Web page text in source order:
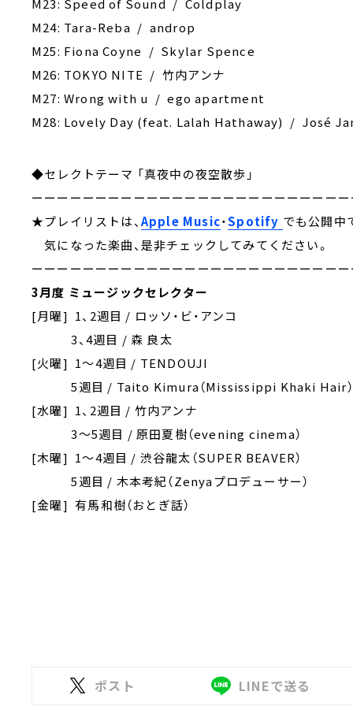
M24: Tara-Reba / androp
M25: Fiona Coyne / Skylar Spence
M26: TOKYO NITE / 竹内アンナ
M27: Wrong with u / ego apartment
M28: Lovely Day (feat. Lalah Hathaway) / José
◆セレクトテーマ 「真夜中の夜空散歩」
ーーーーーーーーーーーーーーーーーーーーーーーーー
★プレイリストは、 Apple Music・Spotify でも公開中
気になった楽曲、是非チェックしてみてください。
ーーーーーーーーーーーーーーーーーーーーーーーーー
3月度 ミュージックセレクター
[月曜] 1、2週目 / ロッソ・ビ・アンコ
3、4週目 / 森 良太
[火曜] 1～4週目 / TENDOUJI
5週目 / Taito Kimura（Mississippi Khaki Hair）
[水曜] 1、2週目 / 竹内アンナ
3～5週目 / 原田夏樹（evening cinema）
[木曜] 1～4週目 / 渋谷龍太（SUPER BEAVER）
5週目 / 木本考紀（Zenyaプロデューサー）
[金曜] 有馬和樹（おとぎ話）
ポスト LINEで送る